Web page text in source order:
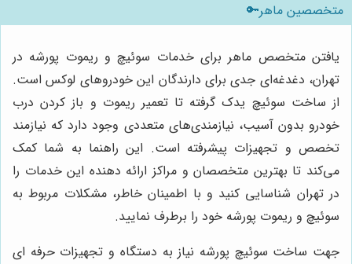
متخصصین ماهر🔑
یافتن متخصص ماهر برای خدمات سوئیچ و ریموت پورشه در
تهران، دغدغه‌ای جدی برای دارندگان این خودروهای لوکس است.
از ساخت سوئیچ یدک گرفته تا تعمیر ریموت و باز کردن درب
خودرو بدون آسیب، نیازمندی‌های متعددی وجود دارد که نیازمند
تخصص و تجهیزات پیشرفته است. این راهنما به شما کمک
می‌کند تا بهترین متخصصان و مراکز ارائه دهنده این خدمات را
در تهران شناسایی کنید و با اطمینان خاطر، مشکلات مربوط به
سوئیچ و ریموت پورشه خود را برطرف نمایید.
جهت ساخت سوئیچ پورشه نیاز به دستگاه و تجهیزات حرفه ای